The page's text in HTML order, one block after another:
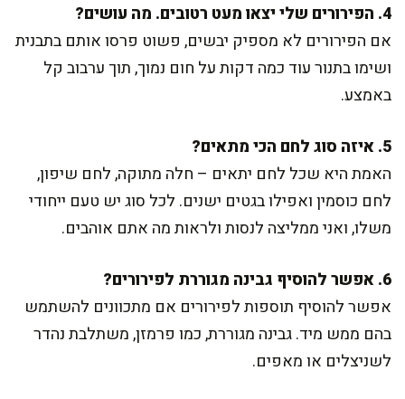
4. הפירורים שלי יצאו מעט רטובים. מה עושים?
אם הפירורים לא מספיק יבשים, פשוט פרסו אותם בתבנית
ושימו בתנור עוד כמה דקות על חום נמוך, תוך ערבוב קל
באמצע.
5. איזה סוג לחם הכי מתאים?
האמת היא שכל לחם יתאים – חלה מתוקה, לחם שיפון,
לחם כוסמין ואפילו בגטים ישנים. לכל סוג יש טעם ייחודי
משלו, ואני ממליצה לנסות ולראות מה אתם אוהבים.
6. אפשר להוסיף גבינה מגוררת לפירורים?
אפשר להוסיף תוספות לפירורים אם מתכוונים להשתמש
בהם ממש מיד. גבינה מגוררת, כמו פרמזן, משתלבת נהדר
לשניצלים או מאפים.